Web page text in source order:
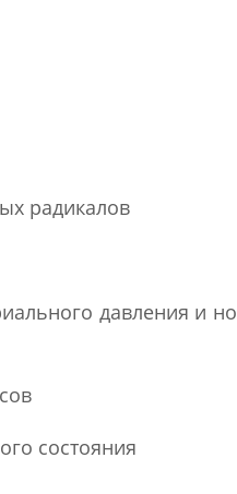
радикалов
давления и
состояния